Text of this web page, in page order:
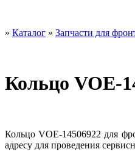
» Каталог » Запчасти для
Кольцо VOE-
Кольцо VOE-14506922 для
адресу для проведения